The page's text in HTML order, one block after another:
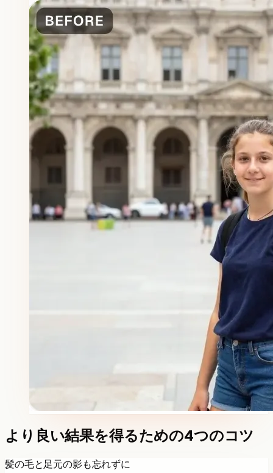
より良い結果を得るための4つのコツ
髪の毛と足元の影も忘れずに